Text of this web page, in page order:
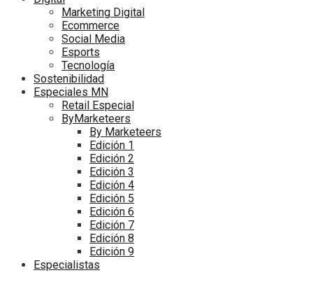
Marketing Digital
Ecommerce
Social Media
Esports
Tecnología
Sostenibilidad
Especiales MN
Retail Especial
ByMarketeers
By Marketeers
Edición 1
Edición 2
Edición 3
Edición 4
Edición 5
Edición 6
Edición 7
Edición 8
Edición 9
Especialistas